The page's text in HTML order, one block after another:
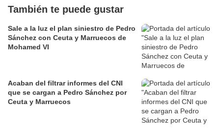
También te puede gustar
Sale a la luz el plan siniestro de Pedro
Sánchez con Ceuta y Marruecos de
Mohamed VI
Acaban del filtrar informes del CNI
que se cargan a Pedro Sánchez por
Ceuta y Marruecos